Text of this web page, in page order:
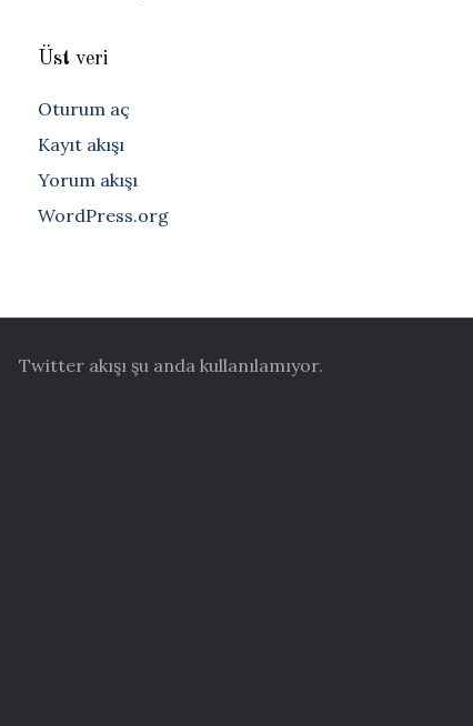
Üst veri
Oturum aç
Kayıt akışı
Yorum akışı
WordPress.org
Twitter akışı şu anda kullanılamıyor.